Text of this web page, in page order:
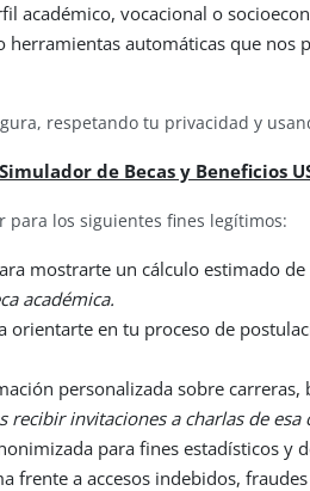
académico, vocacional o
herramientas automáticas que nos
respetando tu privacidad y
de Becas y Beneficios
para los siguientes fines legítimos:
mostrarte un cálculo estimado
académica.
orientarte en tu proceso de
personalizada sobre carreras,
invitaciones a charlas de esa
para fines estadísticos
frente a accesos indebidos,